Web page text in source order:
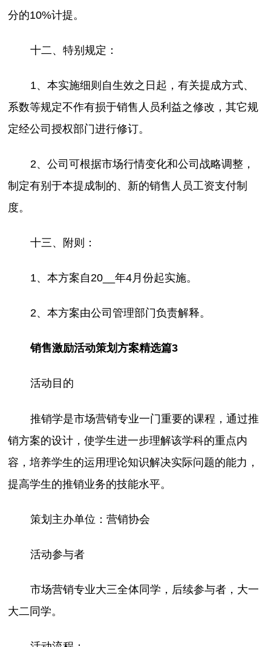
分的10%计提。
十二、特别规定：
1、本实施细则自生效之日起，有关提成方式、
系数等规定不作有损于销售人员利益之修改，其它规
定经公司授权部门进行修订。
2、公司可根据市场行情变化和公司战略调整，
制定有别于本提成制的、新的销售人员工资支付制
度。
十三、附则：
1、本方案自20__年4月份起实施。
2、本方案由公司管理部门负责解释。
销售激励活动策划方案精选篇3
活动目的
推销学是市场营销专业一门重要的课程，通过推
销方案的设计，使学生进一步理解该学科的重点内
容，培养学生的运用理论知识解决实际问题的能力，
提高学生的推销业务的技能水平。
策划主办单位：营销协会
活动参与者
市场营销专业大三全体同学，后续参与者，大一
大二同学。